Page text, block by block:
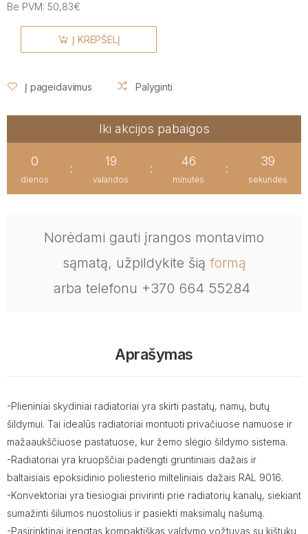
Be PVM: 50,83€
Į KREPŠELĮ
Į pageidavimus Palyginti
Iki akcijos pabaigos
0
dienos
:
19
valandos
:
46
minutės
:
39
sekundės
Norėdami gauti įrangos montavimo
sąmatą, užpildykite šią formą
arba telefonu +370 664 55284
Aprašymas
-Plieniniai skydiniai radiatoriai yra skirti pastatų, namų, butų
šildymui. Tai idealūs radiatoriai montuoti privačiuose namuose ir
mažaaukščiuose pastatuose, kur žemo slėgio šildymo sistema.
-Radiatoriai yra kruopščiai padengti gruntiniais dažais ir
baltaisiais epoksidinio poliesterio milteliniais dažais RAL 9016.
-Konvektoriai yra tiesiogiai privirinti prie radiatorių kanalų, siekiant
sumažinti šilumos nuostolius ir pasiekti maksimalų našumą.
-Pasirinktinai įrengtas kompaktiškas valdymo vožtuvas su kištuku